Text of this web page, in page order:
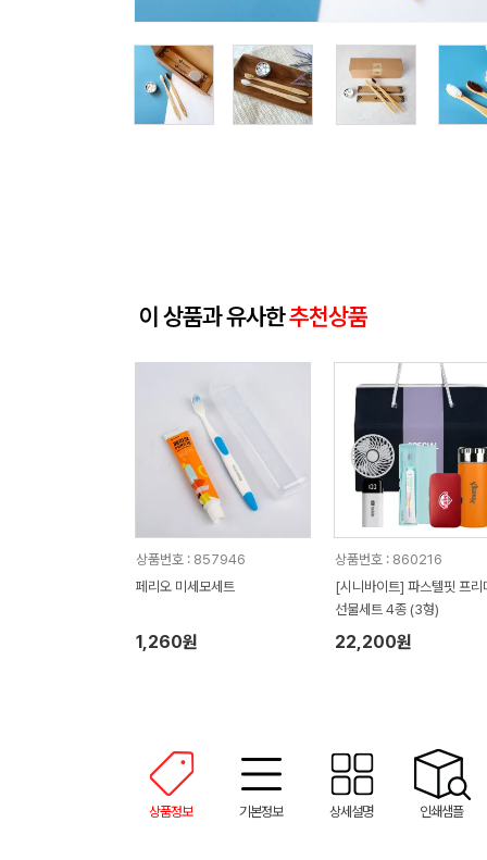
이 상품과 유사한추천상품
상품번호 : 857946
페리오 미세모세트
1,260원
상품번호 : 860216
[시니바이트] 파스텔핏 프리
선물세트 4종 (3형)
22,200원
상품정보 기본정보 상세설명 인쇄샘플